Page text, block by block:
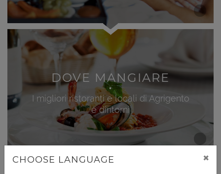
DOVE MANGIARE
I migliori ristoranti e locali di Agrigento
e dintorni
CHOOSE LANGUAGE ×